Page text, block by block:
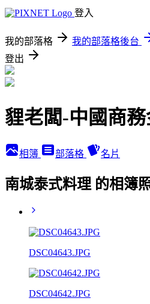
登入
我的部落格 我的部落格後台
登出
貍老闆-中國商務
相簿 部落格 名片
南城泰式料理 的相簿
DSC04643.JPG
DSC04642.JPG